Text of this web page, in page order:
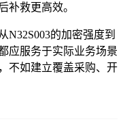
补救更高效。
N32S003的加密强度到
应服务于实际业务场景
不如建立覆盖采购、开